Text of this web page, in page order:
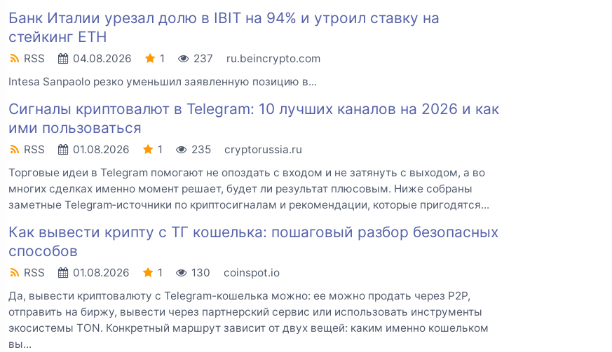
Банк Италии урезал долю в IBIT на 94% и утроил ставку на
стейкинг ETH
RSS 04.08.2026 1 237
ru.beincrypto.com
Intesa Sanpaolo резко уменьшил заявленную позицию в...
Сигналы криптовалют в Telegram: 10 лучших каналов на 2026 и как
ими пользоваться
RSS 01.08.2026 1 235
cryptorussia.ru
Торговые идеи в Telegram помогают не опоздать с входом и не затянуть с выходом, а во
многих сделках именно момент решает, будет ли результат плюсовым. Ниже собраны
заметные Telegram‑источники по криптосигналам и рекомендации, которые пригодятся...
Как вывести крипту с ТГ кошелька: пошаговый разбор безопасных
способов
RSS 01.08.2026 1 130
coinspot.io
Да, вывести криптовалюту с Telegram-кошелька можно: ее можно продать через P2P,
отправить на биржу, вывести через партнерский сервис или использовать инструменты
экосистемы TON. Конкретный маршрут зависит от двух вещей: каким именно кошельком
вы...